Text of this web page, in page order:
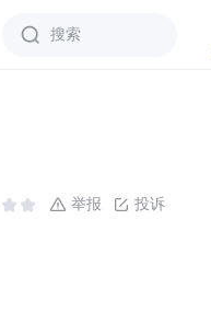
搜索
投诉
举报